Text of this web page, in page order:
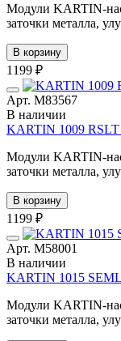
Модули KARTIN-
заточки металла,
В корзину
1199 ₽
Арт. М83567
В наличии
KARTIN 1009 RSLT
Модули KARTIN-
заточки металла,
В корзину
1199 ₽
Арт. М58001
В наличии
KARTIN 1015
Модули KARTIN-
заточки металла,